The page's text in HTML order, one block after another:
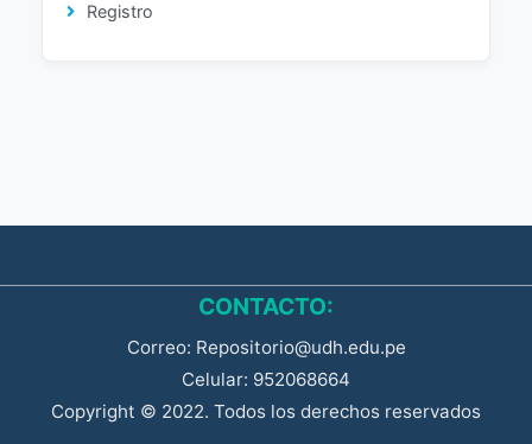
Registro
CONTACTO:
Correo: Repositorio@udh.edu.pe
Celular: 952068664
Copyright © 2022. Todos los derechos reservados